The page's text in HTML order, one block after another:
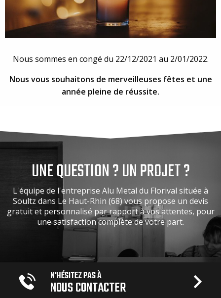
Nous sommes en congé du 22/12/2021 au 2/01/2022.
Nous vous souhaitons de merveilleuses fêtes et une
année pleine de réussite.
UNE QUESTION ? UN PROJET ?
L'équipe de l'entreprise Alu Metal du Florival située à
Soultz dans Le Haut-Rhin (68) vous propose un devis
gratuit et personnalisé par rapport à vos attentes, pour
une satisfaction complète de votre part.
N'HÉSITEZ PAS À
NOUS CONTACTER